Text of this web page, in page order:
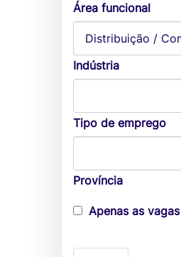
Área funcional
Indústria
Tipo de emprego
Província
Apenas as